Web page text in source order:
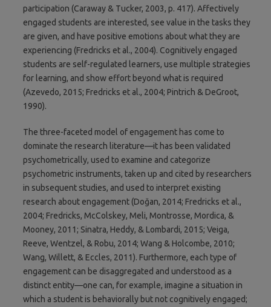
participation (Caraway & Tucker, 2003, p. 417). Affectively
engaged students are interested, see value in the tasks they
are given, and have positive emotions about what they are
experiencing (Fredricks et al., 2004). Cognitively engaged
students are self-regulated learners, use multiple strategies
for learning, and show effort beyond what is required
(Azevedo, 2015; Fredricks et al., 2004; Pintrich & DeGroot,
1990).
The three-faceted model of engagement has come to
dominate the research literature—it has been validated
psychometrically, used to examine and categorize
psychometric instruments, taken up and cited by researchers
in subsequent studies, and used to interpret existing
research about engagement (Doğan, 2014; Fredricks et al.,
2004; Fredricks, McColskey, Meli, Montrosse, Mordica, &
Mooney, 2011; Sinatra, Heddy, & Lombardi, 2015; Veiga,
Reeve, Wentzel, & Robu, 2014; Wang & Holcombe, 2010;
Wang, Willett, & Eccles, 2011). Furthermore, each type of
engagement can be disaggregated and understood as a
distinct entity—one can, for example, imagine a situation in
which a student is behaviorally but not cognitively engaged;